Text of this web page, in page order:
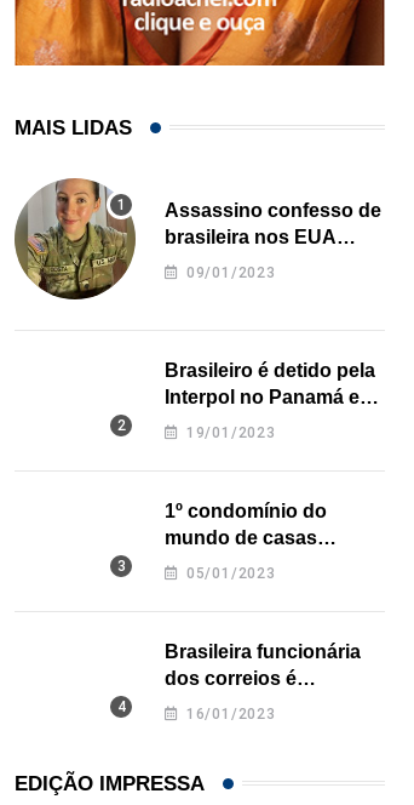
MAIS LIDAS
Assassino confesso de
brasileira nos EUA
revela onde deixou o
09/01/2023
Brasileiro é detido pela
Interpol no Panamá e
pode pegar prisão
19/01/2023
1º condomínio do
mundo de casas
impressas em 3D é
05/01/2023
Brasileira funcionária
dos correios é
assassinada a facadas
16/01/2023
EDIÇÃO IMPRESSA